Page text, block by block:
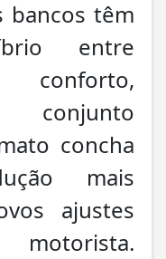
bancos têm
entre
conforto,
concha
mais
ajustes